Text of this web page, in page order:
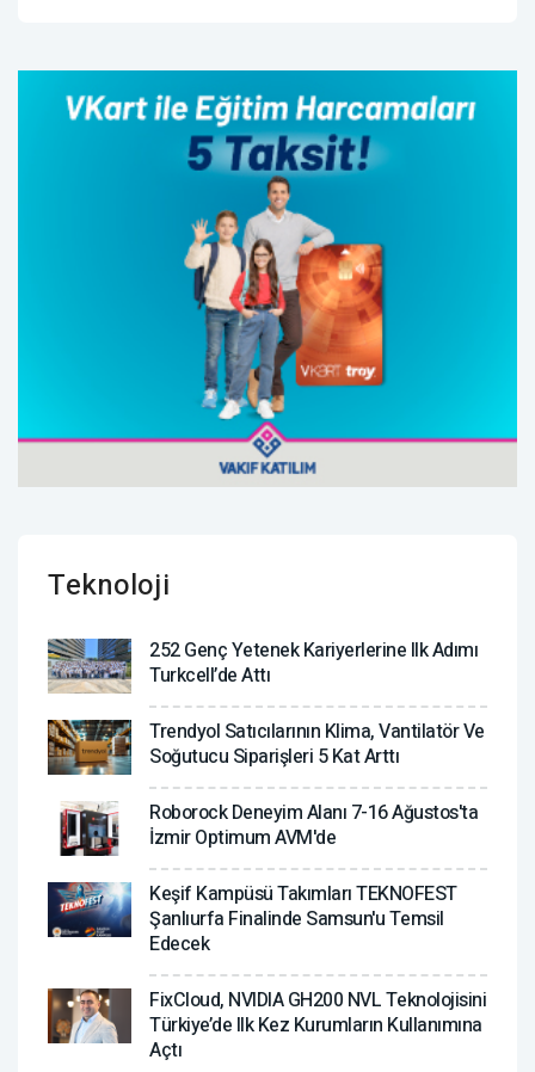
Teknoloji
252 Genç Yetenek Kariyerlerine Ilk Adımı
Turkcell’de Attı
Trendyol Satıcılarının Klima, Vantilatör ‎ve
Soğutucu Siparişleri 5 Kat Arttı
Roborock Deneyim Alanı 7-16 Ağustos'ta
İzmir Optimum AVM'de
Keşif Kampüsü Takımları TEKNOFEST
Şanlıurfa Finalinde Samsun'u Temsil
Edecek
FixCloud, NVIDIA GH200 NVL Teknolojisini
Türkiye’de Ilk Kez Kurumların Kullanımına
Açtı